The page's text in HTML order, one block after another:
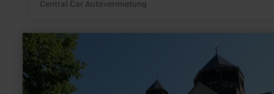
Central Car Autovermietung
mehr
erfahren
zu:
Herz
Jesu
Kirche